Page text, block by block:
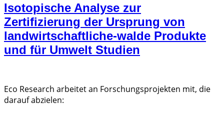
Isotopische Analyse zur
Zertifizierung der Ursprung von
landwirtschaftliche-walde Produkte
und für Umwelt Studien
Eco Research arbeitet an Forschungsprojekten mit, die
darauf abzielen: